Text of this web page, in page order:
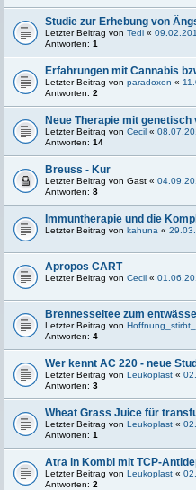
Studie zur Erhebung von
Letzter Beitrag von Tedi «
Antworten: 1
Erfahrungen mit Cannabis
Letzter Beitrag von paradoxon «
Antworten: 2
Neue Therapie mit
Letzter Beitrag von Cecil «
Antworten: 14
Breuss - Kur
Letzter Beitrag von Gast «
Antworten: 8
Immuntherapie und die
Letzter Beitrag von kahuna «
Apropos CART
Letzter Beitrag von Cecil «
Brennesseltee zum
Letzter Beitrag von
Antworten: 4
Wer kennt AC 220 - neue
Letzter Beitrag von Leukoplast «
Antworten: 3
Wheat Grass Juice für
Letzter Beitrag von Leukoplast «
Antworten: 1
Atra in Kombi mit TCP-
Letzter Beitrag von Leukoplast «
Antworten: 2